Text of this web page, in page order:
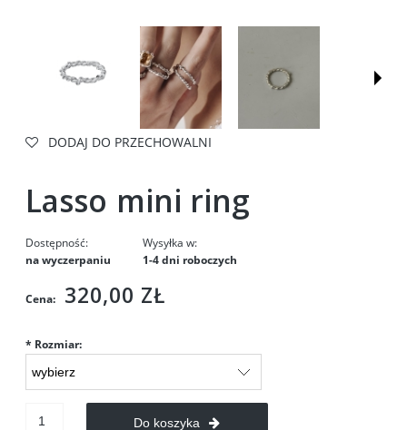
DODAJ DO PRZECHOWALNI
Lasso mini ring
Dostępność:
na wyczerpaniu
Wysyłka w:
1-4 dni roboczych
Cena: 320,00 ZŁ
* Rozmiar:
Do koszyka